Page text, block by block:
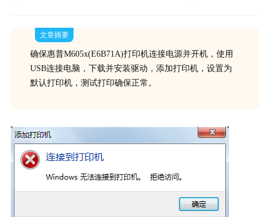
文章摘要
确保惠普M605x(E6B71A)打印机连接电源并开机，使用
USB连接电脑，下载并安装驱动，添加打印机，设置为
默认打印机，测试打印确保正常。